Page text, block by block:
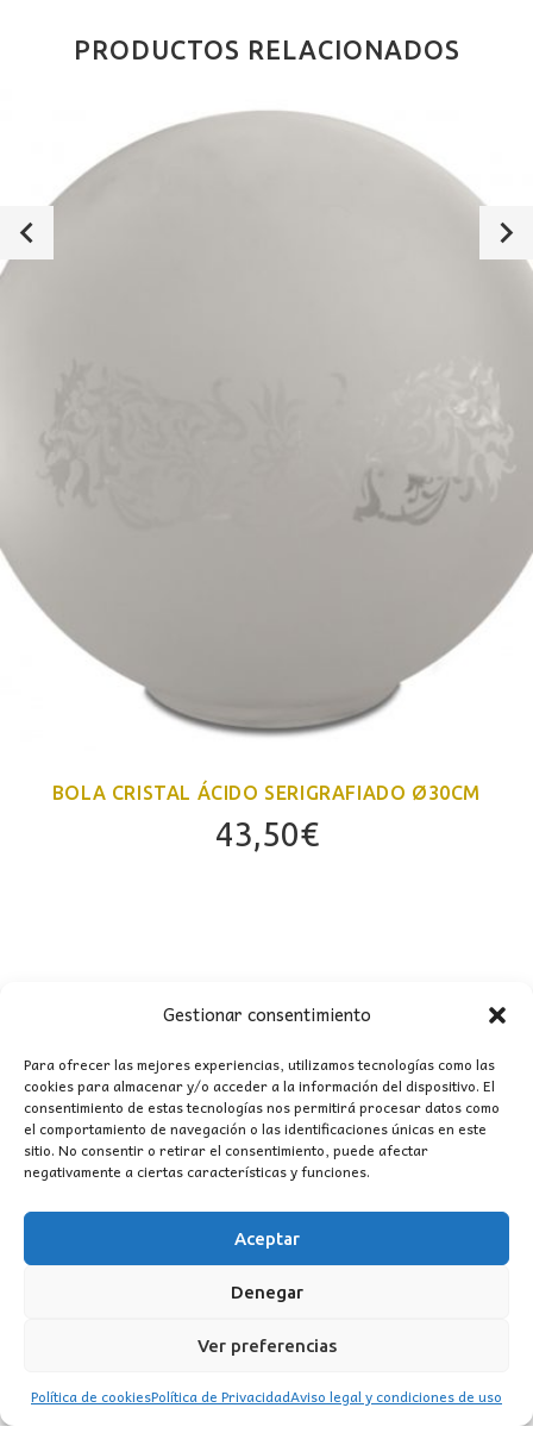
Gestionar consentimiento
Para ofrecer las mejores experiencias, utilizamos tecnologías como las
cookies para almacenar y/o acceder a la información del dispositivo. El
consentimiento de estas tecnologías nos permitirá procesar datos como
el comportamiento de navegación o las identificaciones únicas en este
sitio. No consentir o retirar el consentimiento, puede afectar
negativamente a ciertas características y funciones.
Aceptar
Denegar
Ver preferencias
Política de cookiesPolítica de PrivacidadAviso legal y condiciones de uso
PRODUCTOS RELACIONADOS
BOLA CRISTAL ÁCIDO SERIGRAFIADO Ø30CM
43,50€
CONTACTO
MI CUENTA